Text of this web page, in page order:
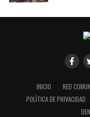
INICIO RED
POLÍTICA DE PRIVACIDAD